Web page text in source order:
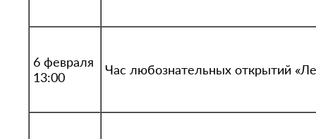
6 февраля
13:00
Час любознательных открытий